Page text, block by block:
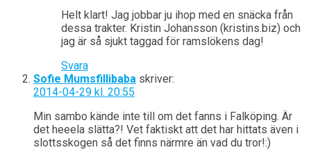
Helt klart! Jag jobbar ju ihop med en snäcka från
dessa trakter. Kristin Johansson (kristins.biz) och
jag är så sjukt taggad för ramslökens dag!
Svara
Sofie Mumsfillibaba skriver:
2014-04-29 kl. 20:55
Min sambo kände inte till om det fanns i Falköping. Är
det heeela slätta?! Vet faktiskt att det har hittats även i
slottsskogen så det finns närmre än vad du tror!:)